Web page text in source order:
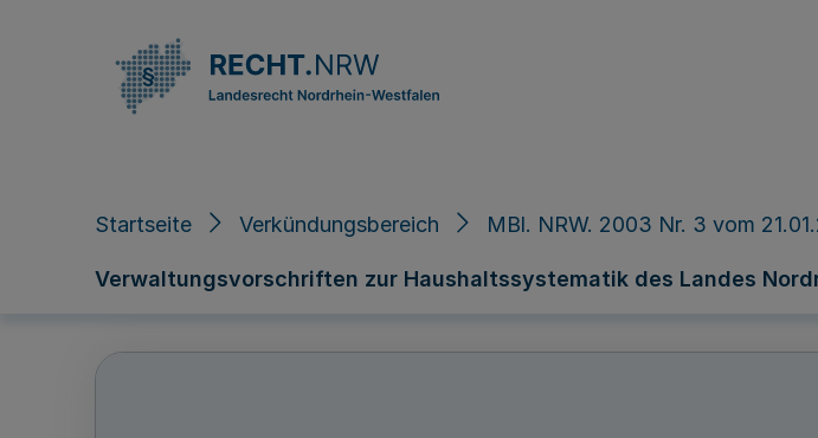
Startseite Verkündungsbereich MBl. NRW. 2003 Nr. 3 vom
Verwaltungsvorschriften zur Haushaltssystematik des Landes